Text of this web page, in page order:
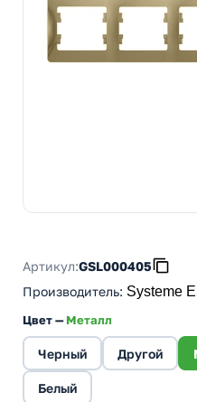
Артикул:GSL000405
Производитель: Systeme
Цвет —Металл
Черный Другой
Белый